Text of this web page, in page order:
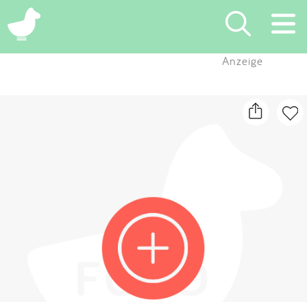
×
Blog
Partner
Kontakt
Anzeige